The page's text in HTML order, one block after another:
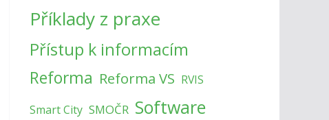
Příklady z praxe
Přístup k informacím
Reforma Reforma VS RVIS
Smart City SMOČR Software